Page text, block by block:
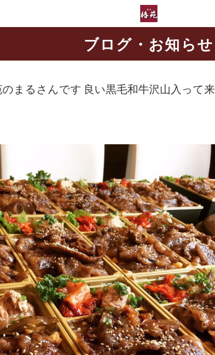
ブログ・お知らせ
まるさんです 良い黒毛和牛沢山入って来